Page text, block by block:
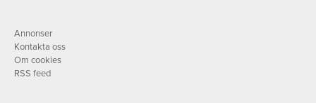
Annonser
Kontakta oss
Om cookies
RSS feed